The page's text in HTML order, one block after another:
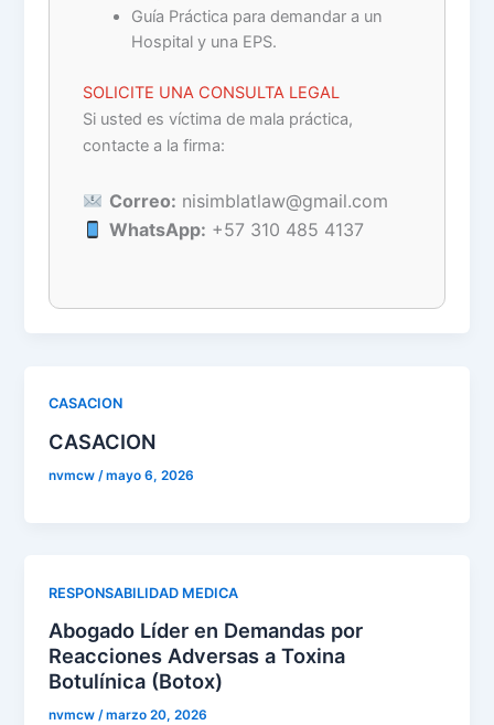
Guía Práctica para demandar a un
Hospital y una EPS.
SOLICITE UNA CONSULTA LEGAL
Si usted es víctima de mala práctica,
contacte a la firma:
Correo: nisimblatlaw@gmail.com
WhatsApp: +57 310 485 4137
CASACION
CASACION
nvmcw/mayo 6, 2026
RESPONSABILIDAD MEDICA
Abogado Líder en Demandas por
Reacciones Adversas a Toxina
Botulínica (Botox)
nvmcw/marzo 20, 2026